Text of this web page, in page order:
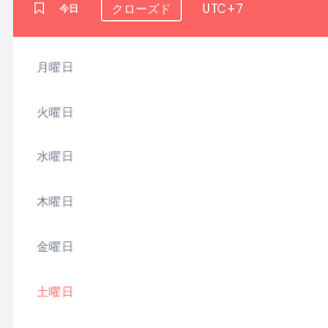
今日 クローズド UTC+7
月曜日
火曜日
水曜日
木曜日
金曜日
土曜日